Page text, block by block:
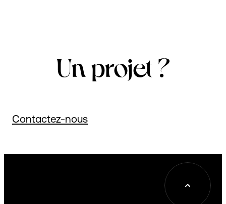
Un projet ?
Contactez-nous